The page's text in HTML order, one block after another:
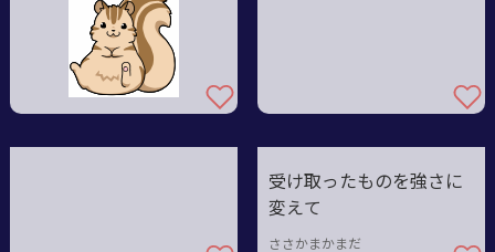
受け取ったものを強さに
変えて
ささかまかまだ